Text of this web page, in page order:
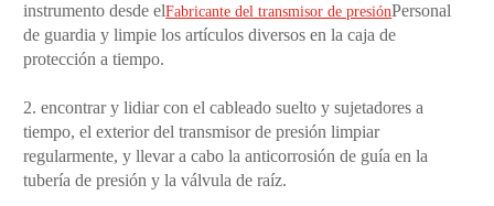
instrumento desde elFabricante del transmisor de presiónPersonal
de guardia y limpie los artículos diversos en la caja de
protección a tiempo.
2. encontrar y lidiar con el cableado suelto y sujetadores a
tiempo, el exterior del transmisor de presión limpiar
regularmente, y llevar a cabo la anticorrosión de guía en la
tubería de presión y la válvula de raíz.